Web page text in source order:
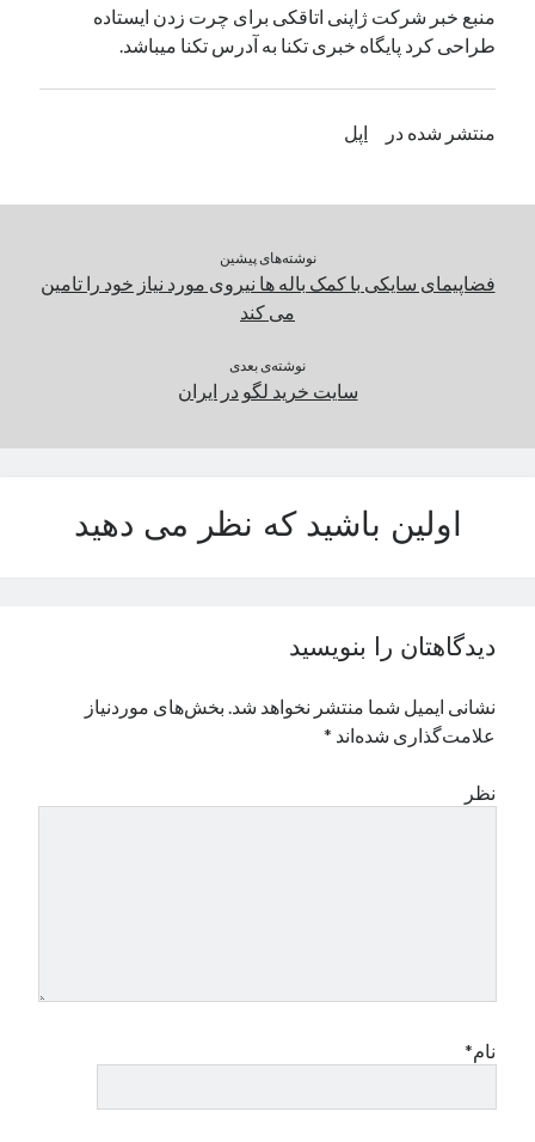
جولای 2023
دسامبر 2022
دسته‌ها
منبع خبر شرکت ژاپنی اتاقکی برای چرت زدن ایستاده
طراحی کرد پایگاه خبری تکنا به آدرس تکنا میباشد.
منتشر شده در اپل
نوشته‌های پیشین
فضاپیمای سایکی با کمک باله ها نیروی مورد نیاز خود را تامین
می کند
نوشته‌ی بعدی
سایت خرید لگو در ایران
اولین باشید که نظر می دهید
دیدگاهتان را بنویسید
نشانی ایمیل شما منتشر نخواهد شد. بخش‌های موردنیاز
علامت‌گذاری شده‌اند *
نظر
نام*